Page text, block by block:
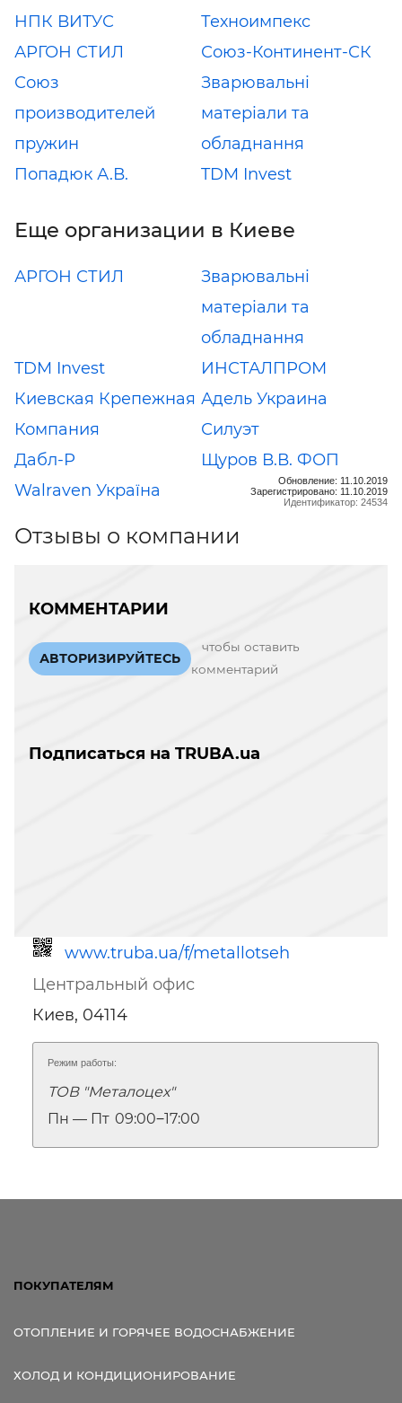
НПК ВИТУС
Техноимпекс
АРГОН СТИЛ
Союз-Континент-СК
Союз
производителей
пружин
Зварювальні
матеріали та
обладнання
Попадюк А.В.
TDM Invest
Еще организации в Киеве
АРГОН СТИЛ
Зварювальні
матеріали та
обладнання
TDM Invest
ИНСТАЛПРОМ
Киевская Крепежная
Компания
Адель Украина
Силуэт
Дабл-Р
Щуров В.В. ФОП
Walraven Україна
Обновление: 11.10.2019
Зарегистрировано: 11.10.2019
Идентификатор: 24534
Отзывы о компании
КОММЕНТАРИИ
АВТОРИЗИРУЙТЕСЬ
чтобы оставить
комментарий
Подписаться на TRUBA.ua
www.truba.ua/f/metallotseh
Центральный офис
Киев, 04114
Режим работы:
ТОВ "Металоцех"
Пн — Пт 09:00‒17:00
ПОКУПАТЕЛЯМ
ОТОПЛЕНИЕ И ГОРЯЧЕЕ ВОДОСНАБЖЕНИЕ
ХОЛОД И КОНДИЦИОНИРОВАНИЕ